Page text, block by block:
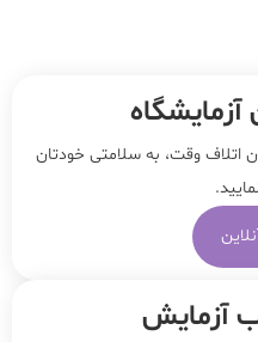
آزمایشگاه
اتلاف وقت، به سلامتی خودتان
آزمایش